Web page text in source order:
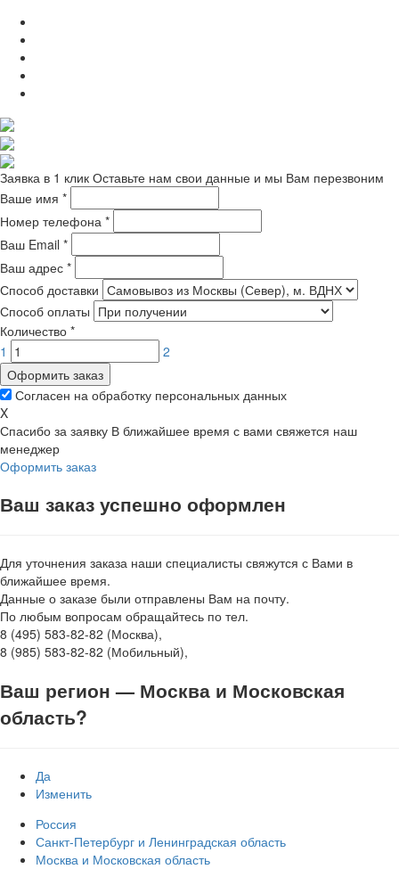
Заявка в 1 клик Оставьте нам свои данные и мы Вам перезвоним
Ваше имя *
Номер телефона *
Ваш Email *
Ваш адрес *
Способ доставки
Способ оплаты
Количество *
1
2
Оформить заказ
Согласен на обработку персональных данных
X
Спасибо за заявку В ближайшее время с вами свяжется наш
менеджер
Оформить заказ
Ваш заказ успешно оформлен
Для уточнения заказа наши специалисты свяжутся с Вами в
ближайшее время.
Данные о заказе были отправлены Вам на почту.
По любым вопросам обращайтесь по тел.
8 (495) 583-82-82 (Москва),
8 (985) 583-82-82 (Мобильный),
Ваш регион — Москва и Московская
область?
Да
Изменить
Россия
Санкт-Петербург и Ленинградская область
Москва и Московская область